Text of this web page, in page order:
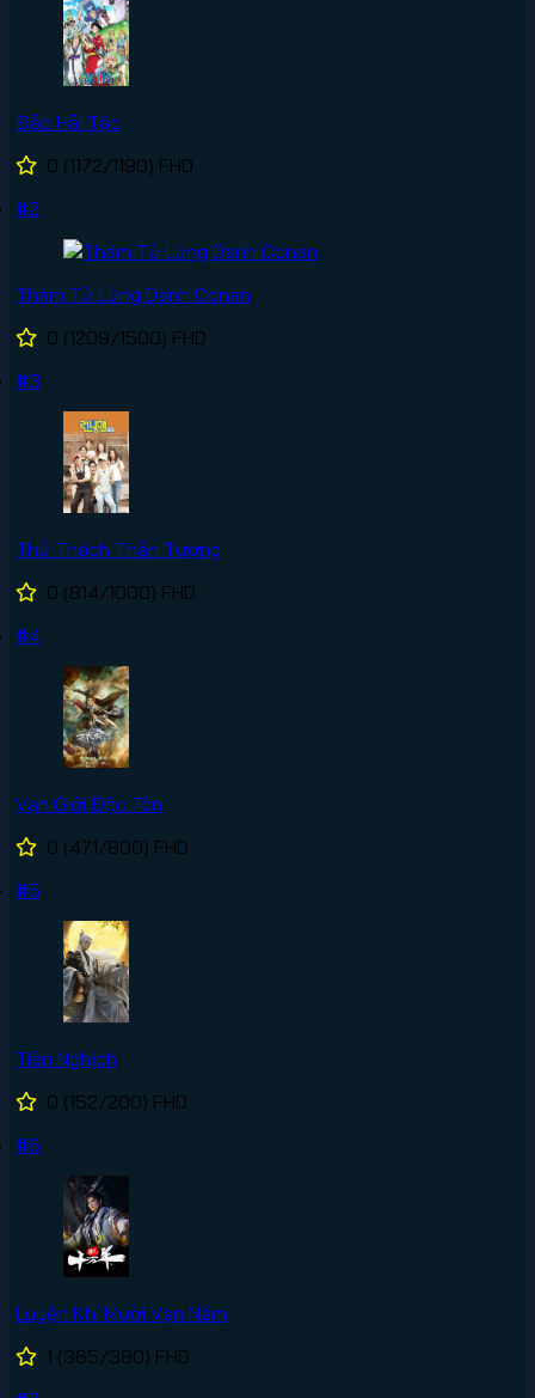
Đảo Hải Tặc
0 (1172/1190) FHD
#2
Thám Tử Lừng Danh Conan
0 (1209/1500) FHD
#3
Thử Thách Thần Tượng
0 (814/1000) FHD
#4
Vạn Giới Độc Tôn
0 (471/800) FHD
#5
Tiên Nghịch
0 (152/200) FHD
#6
Luyện Khí Mười Vạn Năm
1 (365/380) FHD